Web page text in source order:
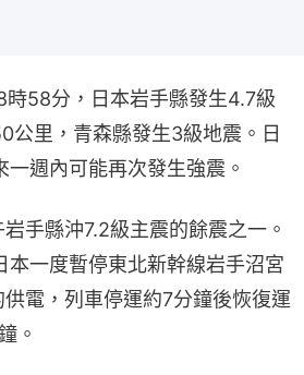
58分，日本岩手縣發生4.7級
公里，青森縣發生3級地震。日
週內可能再次發生強震。
手縣沖7.2級主震的餘震之一。
本一度暫停東北新幹線岩手沼宮
電，列車停運約7分鐘後恢復運
。